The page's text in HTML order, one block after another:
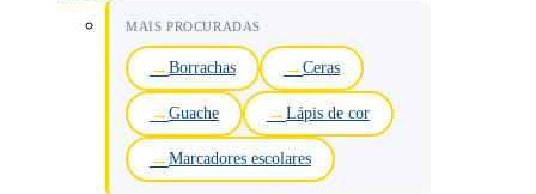
MAIS PROCURADAS
Borrachas Ceras
Guache Lápis de cor
Marcadores escolares